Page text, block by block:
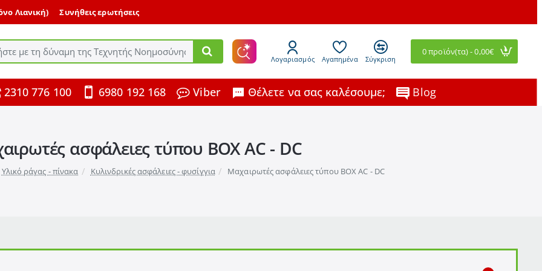
Λιανική) Συνήθεις ερωτήσεις
Λογαριασμός Αγαπημένα Σύγκριση
0 προϊόν(τα) - 0,00€
2310 776 100 6980 192 168 Viber Θέλετε να σας καλέσουμε; Blog
ασφάλειες τύπου BOX AC - DC
Υλικό ράγας - πίνακα Κυλινδρικές ασφάλειες - φυσίγγια Μαχαιρωτές ασφάλειες τύπου BOX AC - DC